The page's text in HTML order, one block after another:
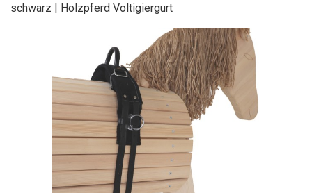
schwarz | Holzpferd Voltigiergurt